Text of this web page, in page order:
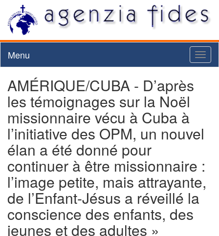
Menu
AMÉRIQUE/CUBA - D’après
les témoignages sur la Noël
missionnaire vécu à Cuba à
l’initiative des OPM, un nouvel
élan a été donné pour
continuer à être missionnaire :
l’image petite, mais attrayante,
de l’Enfant-Jésus a réveillé la
conscience des enfants, des
jeunes et des adultes »